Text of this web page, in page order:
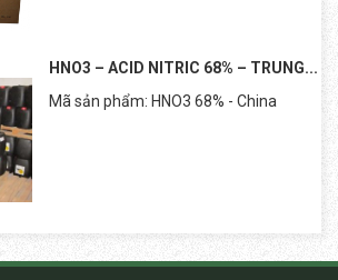
HNO3 – ACID NITRIC 68% – TRUNG...
Mã sản phẩm: HNO3 68% - China